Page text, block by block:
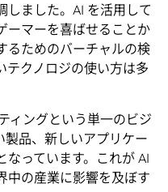
しました。AI を活用して
ーマーを喜ばせることか
るためのバーチャルの検
テクノロジの使い方は多
ィングという単一のビジ
製品、新しいアプリケー
なっています。これが AI
中の産業に影響を及ぼす